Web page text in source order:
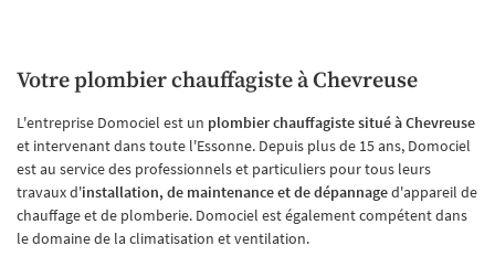
Votre plombier chauffagiste à Chevreuse
L'entreprise Domociel est un plombier chauffagiste situé àChevreuse
et intervenant dans toute l'Essonne. Depuis plus de 15 ans, Domociel
est au service des professionnels et particuliers pour tous leurs
travaux d'installation, de maintenance et de dépannaged'appareil de
chauffage et de plomberie. Domociel est également compétent dans
le domaine de la climatisation et ventilation.